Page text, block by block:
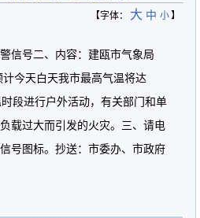
【字体： 大 中 小】
信号二、内容：建瓯市气象局
今天白天我市最高气温将达
段进行户外活动，有关部门和单
载过大而引发的火灾。三、请电
号图标。抄送：市委办、市政府